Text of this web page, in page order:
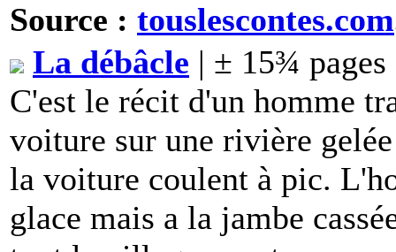
Source : touslescontes.com
La débâcle | ± 15¾
C'est le récit d'un homme
voiture sur une rivière
la voiture coulent à pic.
glace mais a la jambe